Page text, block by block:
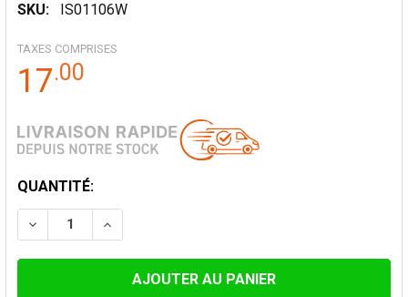
SKU: IS01106W
TAXES COMPRISES
17.00
STOCK
ACTUEL:
QUANTITÉ:
DIMINUER LA QUANTITÉ DE JOINT POUR POÊLES 6
AUGMENTER LA QUANTITÉ DE JOINT POUR